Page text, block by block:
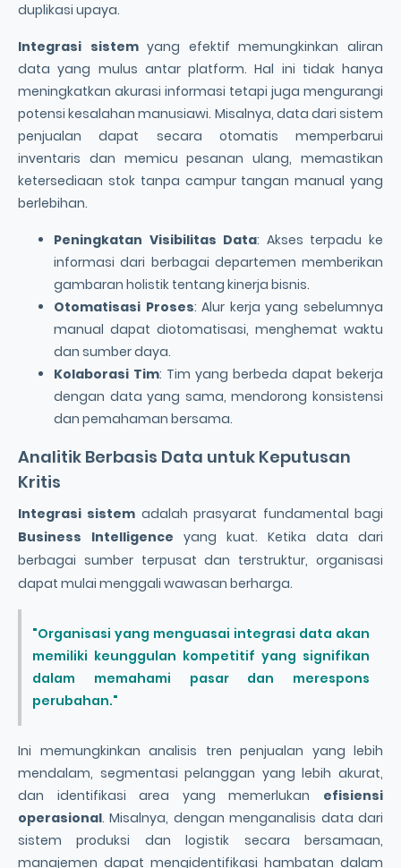
duplikasi upaya.
Integrasi sistemyang efektif memungkinkan aliran
data yang mulus antar platform. Hal ini tidak hanya
meningkatkan akurasi informasi tetapi juga mengurangi
potensi kesalahan manusiawi. Misalnya, data dari sistem
penjualan dapat secara otomatis memperbarui
inventaris dan memicu pesanan ulang, memastikan
ketersediaan stok tanpa campur tangan manual yang
berlebihan.
Peningkatan Visibilitas Data: Akses terpadu ke
informasi dari berbagai departemen memberikan
gambaran holistik tentang kinerja bisnis.
Otomatisasi Proses: Alur kerja yang sebelumnya
manual dapat diotomatisasi, menghemat waktu
dan sumber daya.
Kolaborasi Tim: Tim yang berbeda dapat bekerja
dengan data yang sama, mendorong konsistensi
dan pemahaman bersama.
Analitik Berbasis Data untuk Keputusan
Kritis
Integrasi sistem adalah prasyarat fundamental bagi
Business Intelligence yang kuat. Ketika data dari
berbagai sumber terpusat dan terstruktur, organisasi
dapat mulai menggali wawasan berharga.
"Organisasi yang menguasai integrasi data akan
memiliki keunggulan kompetitif yang signifikan
dalam memahami pasar dan merespons
perubahan."
Ini memungkinkan analisis tren penjualan yang lebih
mendalam, segmentasi pelanggan yang lebih akurat,
dan identifikasi area yang memerlukan efisiensi
operasional. Misalnya, dengan menganalisis data dari
sistem produksi dan logistik secara bersamaan,
manajemen dapat mengidentifikasi hambatan dalam